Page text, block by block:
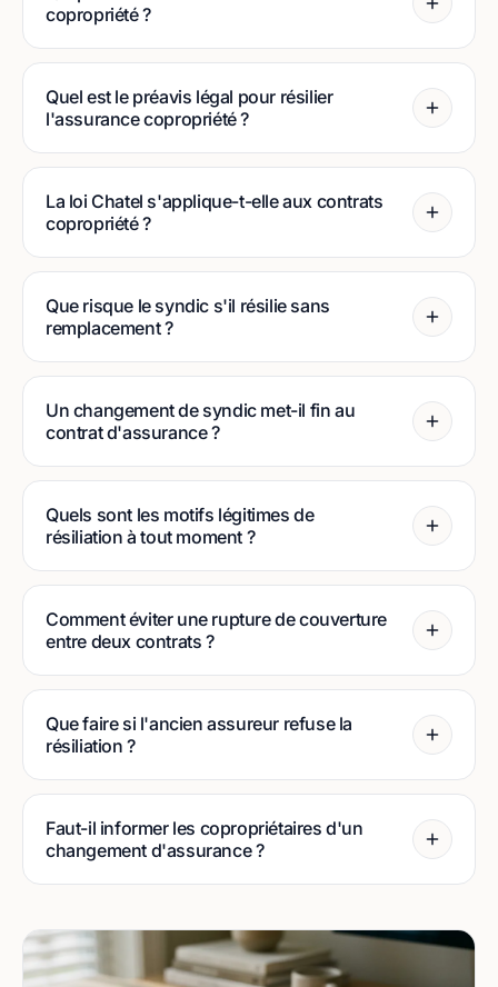
copropriété ?
Quel est le préavis légal pour résilier
l'assurance copropriété ?
La loi Chatel s'applique-t-elle aux contrats
copropriété ?
Que risque le syndic s'il résilie sans
remplacement ?
Un changement de syndic met-il fin au
contrat d'assurance ?
Quels sont les motifs légitimes de
résiliation à tout moment ?
Comment éviter une rupture de couverture
entre deux contrats ?
Que faire si l'ancien assureur refuse la
résiliation ?
Faut-il informer les copropriétaires d'un
changement d'assurance ?